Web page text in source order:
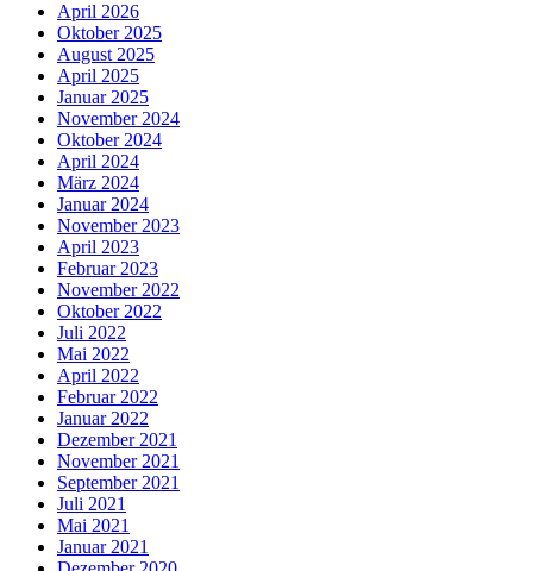
April 2026
Oktober 2025
August 2025
April 2025
Januar 2025
November 2024
Oktober 2024
April 2024
März 2024
Januar 2024
November 2023
April 2023
Februar 2023
November 2022
Oktober 2022
Juli 2022
Mai 2022
April 2022
Februar 2022
Januar 2022
Dezember 2021
November 2021
September 2021
Juli 2021
Mai 2021
Januar 2021